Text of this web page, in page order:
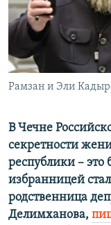
ПОБЕДИТЕЛЕЙ НЕ
ELIFBE
УКРАИНСКАЯ
ПРИСОЕДИНЯЙТЕСЬ!
Рамзан и Эли
В Чечне
секретности
республики – это
избранницей
родственница
Делимханова,